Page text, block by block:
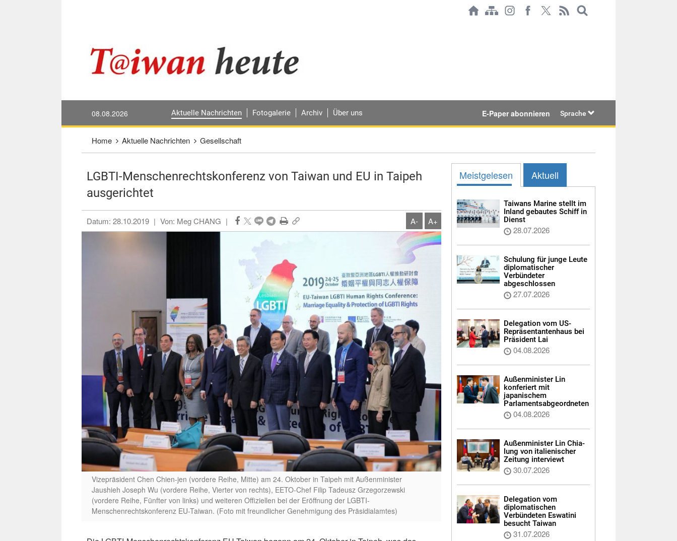
08.08.2026 Aktuelle Nachrichten Fotogalerie Archiv Über uns E-Paper abonnieren Sprache
Home Aktuelle Nachrichten Gesellschaft
LGBTI-Menschenrechtskonferenz von Taiwan und EU in Taipeh
ausgerichtet
Datum: 28.10.2019 | Von: Meg CHANG | A- A+
Vizepräsident Chen Chien-jen (vordere Reihe, Mitte) am 24. Oktober in Taipeh mit Außenminister
Jaushieh Joseph Wu (vordere Reihe, Vierter von rechts), EETO-Chef Filip Tadeusz Grzegorzewski
(vordere Reihe, Fünfter von links) und weiteren Offiziellen bei der Eröffnung der LGBTI-
Menschenrechtskonferenz EU-Taiwan. (Foto mit freundlicher Genehmigung des Präsidialamtes)
Meistgelesen Aktuell
Taiwans Marine stellt im
Inland gebautes Schiff in
Dienst
28.07.2026
Schulung für junge Leute
diplomatischer
Verbündeter
abgeschlossen
27.07.2026
Delegation vom US-
Repräsentantenhaus bei
Präsident Lai
04.08.2026
Außenminister Lin
konferiert mit
japanischem
Parlamentsabgeordneten
04.08.2026
Außenminister Lin Chia-
lung von italienischer
Zeitung interviewt
30.07.2026
Delegation vom
diplomatischen
Verbündeten Eswatini
besucht Taiwan
31.07.2026